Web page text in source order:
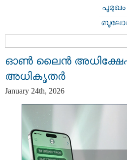
ഓൺ ലൈൻ അധിക്ഷേപം
അധികൃതർ
January 24th, 2026